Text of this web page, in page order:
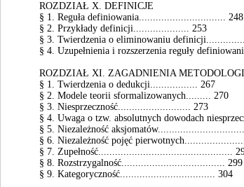
ROZDZIAŁ X. DEFINICJE
§ 1. Reguła definiowania............................... 248
§ 2. Przykłady definicji.................... 253
§ 3. Twierdzenia o eliminowaniu
§ 4. Uzupełnienia i rozszerzenia reguły
ROZDZIAŁ XI. ZAGADNIENIA
§ 1. Twierdzenia o dedukcji................. 267
§ 2. Modele teorii sformalizowanych......... 270
§ 3. Niesprzeczność.......................... 273
§ 4. Uwaga o tzw. absolutnych dowodach
§ 5. Niezależność
§ 6. Niezależność pojęć
§ 7. Zupełność................................................
§ 8. Rozstrzygalność..................................... 299
§ 9. Kategoryczność.................................. 304